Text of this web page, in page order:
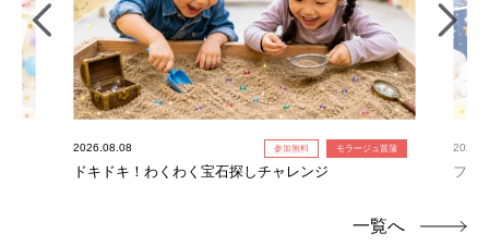
2026.08.08 参加無料 モラージュ菖蒲
ドキドキ！わくわく宝石探しチャレンジ フォ
一覧へ